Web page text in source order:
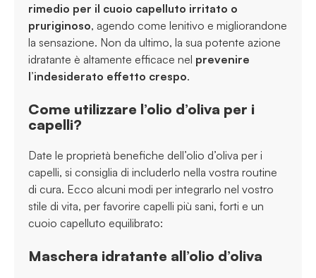
rimedio per il cuoio capelluto irritato o
pruriginoso, agendo come lenitivo e migliorandone
la sensazione. Non da ultimo, la sua potente azione
idratante è altamente efficace nel prevenire
l’indesiderato effetto crespo.
Come utilizzare l’olio d’oliva per i
capelli?
Date le proprietà benefiche dell’olio d’oliva per i
capelli, si consiglia di includerlo nella vostra routine
di cura. Ecco alcuni modi per integrarlo nel vostro
stile di vita, per favorire capelli più sani, forti e un
cuoio capelluto equilibrato:
Maschera idratante all’olio d’oliva